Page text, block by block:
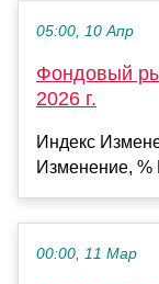
05:00, 10 Апр
Фондовый
2026 г.
Индекс
Изменение, %
00:00, 11 Мар